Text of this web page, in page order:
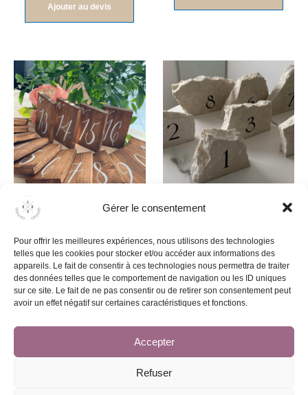
Gérer le consentement
Pour offrir les meilleures expériences, nous utilisons des technologies
telles que les cookies pour stocker et/ou accéder aux informations des
appareils. Le fait de consentir à ces technologies nous permettra de traiter
des données telles que le comportement de navigation ou les ID uniques
sur ce site. Le fait de ne pas consentir ou de retirer son consentement peut
avoir un effet négatif sur certaines caractéristiques et fonctions.
Accepter
Refuser
Ajouter au devis
Numéro de table en bois
Ajouter au devis
Numéro de table en pierre
Ajouter au devis
1 2 →